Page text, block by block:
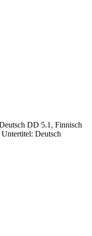
DD 5.1, Finnisch
Deutsch